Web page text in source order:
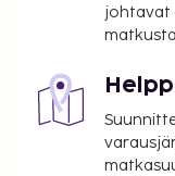
johtavat